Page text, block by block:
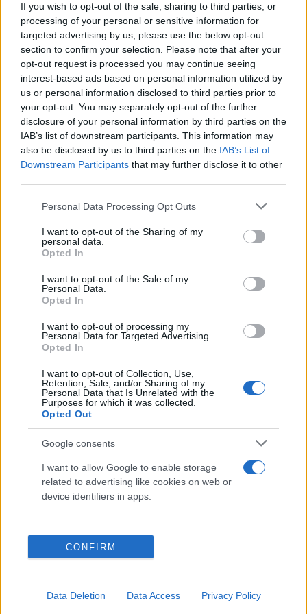
If you wish to opt-out of the sale, sharing to third parties, or
processing of your personal or sensitive information for
targeted advertising by us, please use the below opt-out
section to confirm your selection. Please note that after your
opt-out request is processed you may continue seeing
interest-based ads based on personal information utilized by
us or personal information disclosed to third parties prior to
your opt-out. You may separately opt-out of the further
disclosure of your personal information by third parties on the
IAB’s list of downstream participants. This information may
also be disclosed by us to third parties on the IAB’s List of
Downstream Participants that may further disclose it to other
Please note that this website/app uses one or more Google
not limited to your visit or usage behaviour. You may click to
grant or deny consent to Google and its third-party tags to
use your data for below specified purposes in below Google
consent section.
Personal Data Processing Opt Outs
I want to opt-out of the Sharing of my
personal data.
Opted In
I want to opt-out of the Sale of my
Personal Data.
Opted In
I want to opt-out of processing my
Personal Data for Targeted Advertising.
Opted In
I want to opt-out of Collection, Use,
Retention, Sale, and/or Sharing of my
Personal Data that Is Unrelated with the
Purposes for which it was collected.
Opted Out
Google consents
I want to allow Google to enable storage
related to advertising like cookies on web or
device identifiers in apps.
CONFIRM
Data Deletion Data Access Privacy Policy
κεφαλαιαγοράς για τις ναυτιλιακές επιχειρήσεις της
χώρας μας, συνεχίζει ενεργά να υποστηρίζει την
ποντοπόρο ελληνική ναυτιλία στην άντληση
χρηματοδότησης των δραστηριοτήτων της. Όπως
και τον Νοέμβριο του 2021, είμαστε υπερήφανοι
που, σε μία καθόλα απαιτητική συγκυρία για τις
διεθνείς αγορές, ως Συντονιστής Κύριος Ανάδοχος,
καταφέραμε να διαδραματίσουμε κρίσιμο ρόλο και
στην υπερκάλυψη της δεύτερης κατά σειρά
έκδοσης ομολογιών της CPLP, η οποία αποτελεί
άλλο ένα εχέγγυο για τη μελλοντική ανάπτυξη του
κλάδου. Η δυναμική της ελληνικής ναυτιλίας, όπως
πιστοποιεί και η εμπιστοσύνη του επενδυτικού
κοινού, είναι αδιαμφισβήτητη, και εμείς, στην
Alpha Bank, θα συνεχίσουμε να είμαστε στο
πλευρό του κλάδου, υποστηρίζοντας τις
αναπτυξιακές προοπτικές του».